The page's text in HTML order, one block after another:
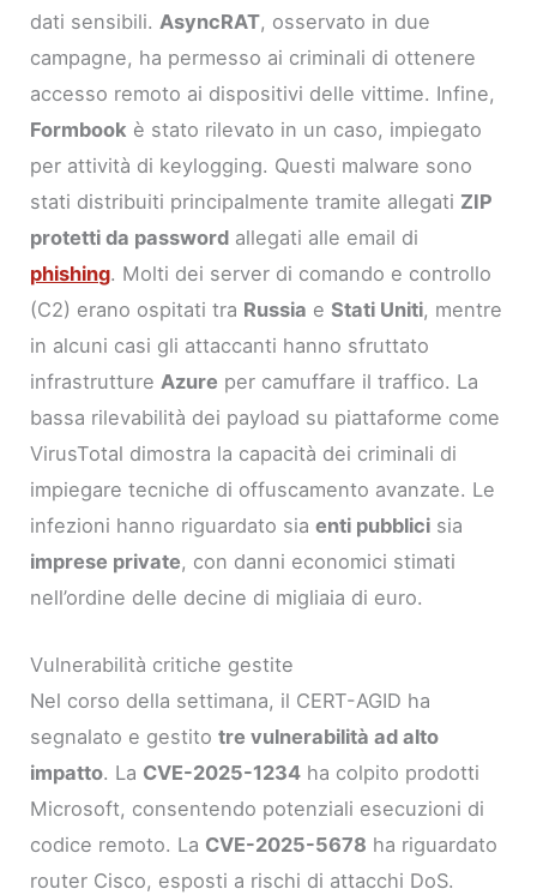
dati sensibili.AsyncRAT, osservato in due
campagne, ha permesso ai criminali di ottenere
accesso remoto ai dispositivi delle vittime. Infine,
Formbook è stato rilevato in un caso, impiegato
per attività di keylogging. Questi malware sono
stati distribuiti principalmente tramite allegati ZIP
protetti da password allegati alle email di
phishing. Molti dei server di comando e controllo
(C2) erano ospitati tra Russia eStati Uniti, mentre
in alcuni casi gli attaccanti hanno sfruttato
infrastruttureAzure per camuffare il traffico. La
bassa rilevabilità dei payload su piattaforme come
VirusTotal dimostra la capacità dei criminali di
impiegare tecniche di offuscamento avanzate. Le
infezioni hanno riguardato siaenti pubblici sia
imprese private, con danni economici stimati
nell’ordine delle decine di migliaia di euro.
Vulnerabilità critiche gestite
Nel corso della settimana, il CERT-AGID ha
segnalato e gestitotre vulnerabilità ad alto
impatto. La CVE-2025-1234 ha colpito prodotti
Microsoft, consentendo potenziali esecuzioni di
codice remoto. La CVE-2025-5678 ha riguardato
router Cisco, esposti a rischi di attacchi DoS.